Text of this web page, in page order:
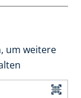
um weitere